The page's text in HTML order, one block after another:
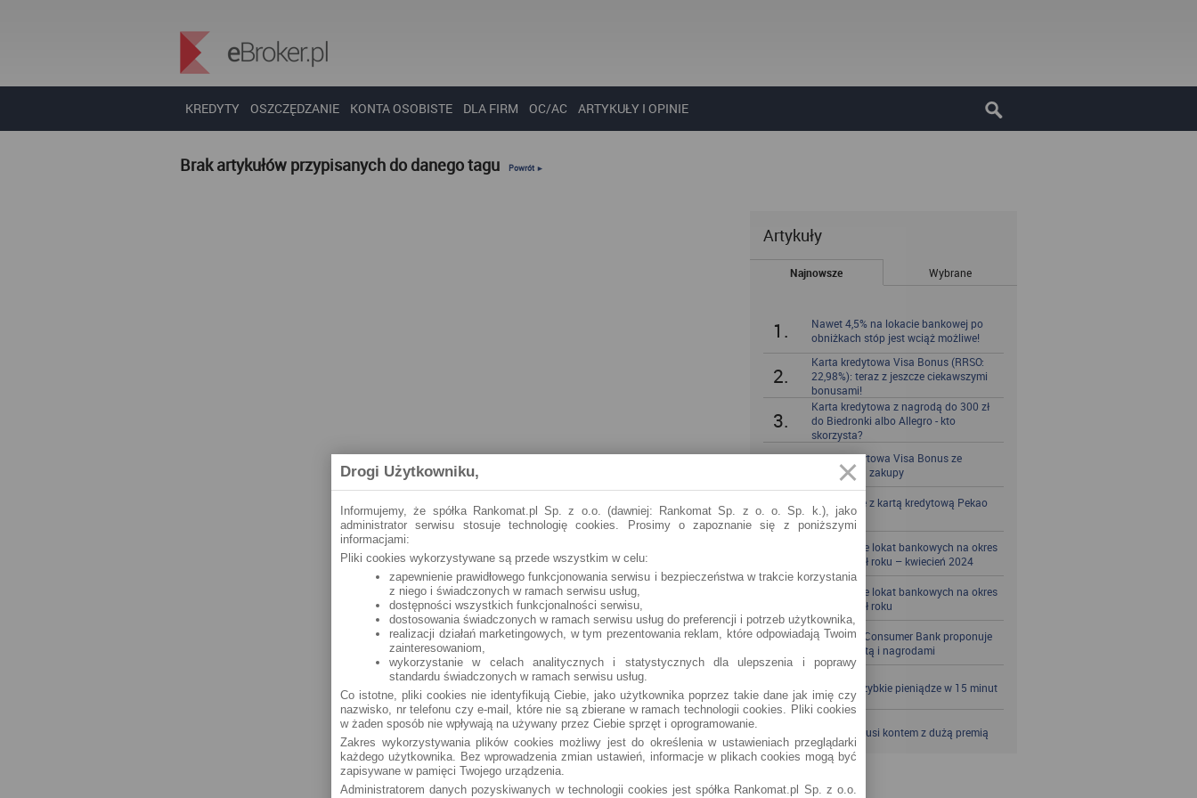
KREDYTY OSZCZĘDZANIE KONTA OSOBISTE DLA FIRM OC/AC ARTYKUŁY I OPINIE
Brak artykułów przypisanych do danego tagu Powrót ►
Artykuły
Najnowsze Wybrane
1.
Nawet 4,5% na lokacie bankowej po
obniżkach stóp jest wciąż możliwe!
2.
Karta kredytowa Visa Bonus (RRSO:
22,98%): teraz z jeszcze ciekawszymi
bonusami!
3.
Karta kredytowa z nagrodą do 300 zł
do Biedronki albo Allegro - kto
skorzysta?
Karta kredytowa Visa Bonus ze
zwrotem za zakupy
5.
Zbieraj mile z kartą kredytową Pekao
S.A.
Porównanie lokat bankowych na okres
powyżej pół roku – kwiecień 2024
Porównanie lokat bankowych na okres
powyżej pół roku
8.
Santander Consumer Bank proponuje
jesień z kartą i nagrodami
9. SKOK po szybkie pieniądze w 15 minut
10. VeloBank kusi kontem z dużą premią
Drogi Użytkowniku,
Informujemy, że spółka Rankomat.pl Sp. z o.o. (dawniej: Rankomat Sp. z o. o. Sp. k.), jako
administrator serwisu stosuje technologię cookies. Prosimy o zapoznanie się z poniższymi
informacjami:
Pliki cookies wykorzystywane są przede wszystkim w celu:
zapewnienie prawidłowego funkcjonowania serwisu i bezpieczeństwa w trakcie korzystania
z niego i świadczonych w ramach serwisu usług,
dostępności wszystkich funkcjonalności serwisu,
dostosowania świadczonych w ramach serwisu usług do preferencji i potrzeb użytkownika,
realizacji działań marketingowych, w tym prezentowania reklam, które odpowiadają Twoim
zainteresowaniom,
wykorzystanie w celach analitycznych i statystycznych dla ulepszenia i poprawy
standardu świadczonych w ramach serwisu usług.
Co istotne, pliki cookies nie identyfikują Ciebie, jako użytkownika poprzez takie dane jak imię czy
nazwisko, nr telefonu czy e-mail, które nie są zbierane w ramach technologii cookies. Pliki cookies
w żaden sposób nie wpływają na używany przez Ciebie sprzęt i oprogramowanie.
Zakres wykorzystywania plików cookies możliwy jest do określenia w ustawieniach przeglądarki
każdego użytkownika. Bez wprowadzenia zmian ustawień, informacje w plikach cookies mogą być
zapisywane w pamięci Twojego urządzenia.
Administratorem danych pozyskiwanych w technologii cookies jest spółka Rankomat.pl Sp. z o.o.